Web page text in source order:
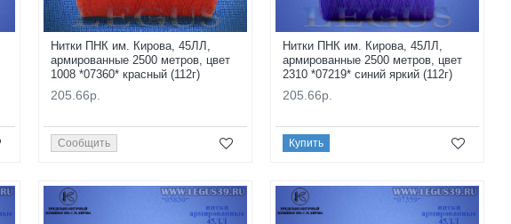
Нитки ПНК им. Кирова, 45ЛЛ,
армированные 2500 метров, цвет
1008 *07360* красный (112г)
205.66р.
Сообщить
Нитки ПНК им. Кирова, 45ЛЛ,
армированные 2500 метров, цвет
2310 *07219* синий яркий (112г)
205.66р.
Купить